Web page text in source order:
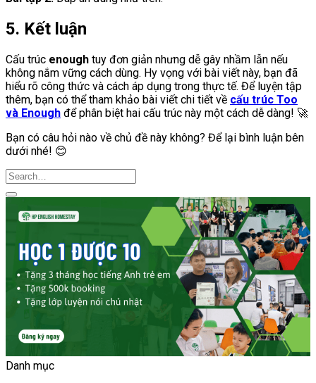
5. Kết luận
Cấu trúc enough tuy đơn giản nhưng dễ gây nhầm lẫn nếu
không nắm vững cách dùng. Hy vọng với bài viết này, bạn đã
hiểu rõ công thức và cách áp dụng trong thực tế. Để luyện tập
thêm, bạn có thể tham khảo bài viết chi tiết về cấu trúc Too
và Enough để phân biệt hai cấu trúc này một cách dễ dàng! 🚀
Bạn có câu hỏi nào về chủ đề này không? Để lại bình luận bên
dưới nhé! 😊
Danh mục